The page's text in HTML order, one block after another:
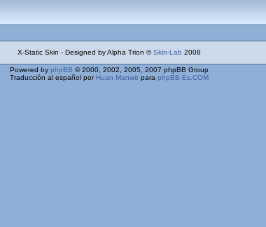
X-Static Skin - Designed by Alpha Trion ©Skin-Lab 2008
Powered by phpBB © 2000, 2002, 2005, 2007 phpBB Group
Traducción al español por Huan Manwë para phpBB-Es.COM